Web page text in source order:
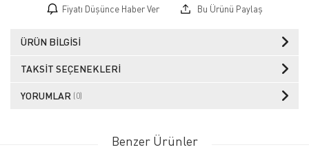
Fiyatı Düşünce Haber Ver Bu Ürünü Paylaş
ÜRÜN BILGISI
TAKSIT SEÇENEKLERI
YORUMLAR (0)
Benzer Ürünler